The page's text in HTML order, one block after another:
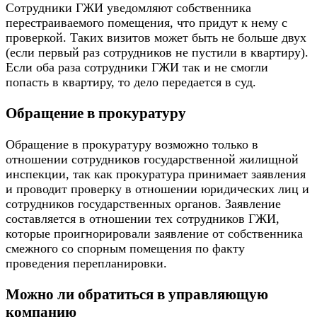
Сотрудники ГЖИ уведомляют собственника
перестраиваемого помещения, что придут к нему с
проверкой. Таких визитов может быть не больше двух
(если первый раз сотрудников не пустили в квартиру).
Если оба раза сотрудники ГЖИ так и не смогли
попасть в квартиру, то дело передается в суд.
Обращение в прокуратуру
Обращение в прокуратуру возможно только в
отношении сотрудников государственной жилищной
инспекции, так как прокуратура принимает заявления
и проводит проверку в отношении юридических лиц и
сотрудников государственных органов. Заявление
составляется в отношении тех сотрудников ГЖИ,
которые проигнорировали заявление от собственника
смежного со спорным помещения по факту
проведения перепланировки.
Можно ли обратиться в управляющую
компанию